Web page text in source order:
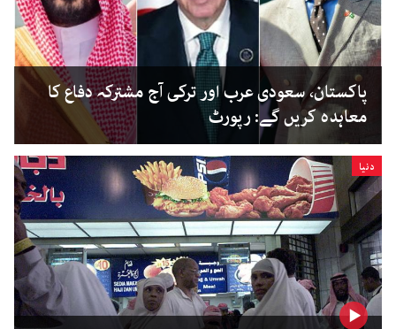
پاکستان، سعودی عرب اور ترکی آج مشترکہ دفاع کا
معاہدہ کریں گے: رپورٹ
دنیا